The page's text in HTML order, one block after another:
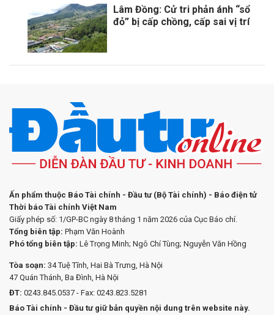
Lâm Đồng: Cử tri phản ánh “sổ
đỏ” bị cấp chồng, cấp sai vị trí
Ấn phẩm thuộc Báo Tài chính - Đầu tư (Bộ Tài chính) - Báo điện tử
Thời báo Tài chính Việt Nam
Giấy phép số: 1/GP-BC ngày 8 tháng 1 năm 2026 của Cục Báo chí.
Tổng biên tập: Phạm Văn Hoành
Phó tổng biên tập: Lê Trọng Minh; Ngô Chí Tùng; Nguyễn Văn Hồng
Tòa soạn: 34 Tuệ Tĩnh, Hai Bà Trưng, Hà Nội
47 Quán Thánh, Ba Đình, Hà Nội
ĐT: 0243.845.0537 - Fax: 0243.823.5281
Báo Tài chính - Đầu tư giữ bản quyền nội dung trên website này.